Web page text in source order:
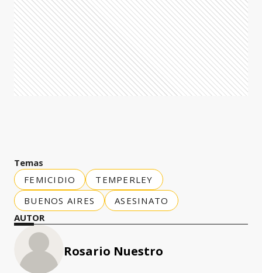
Temas
FEMICIDIO
TEMPERLEY
BUENOS AIRES
ASESINATO
AUTOR
Rosario Nuestro